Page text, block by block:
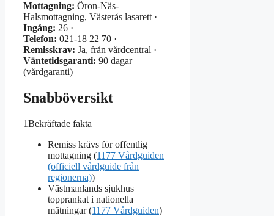
Mottagning: Öron-Näs-
Halsmottagning, Västerås lasarett ·
Ingång: 26 ·
Telefon: 021-18 22 70 ·
Remisskrav: Ja, från vårdcentral ·
Väntetidsgaranti: 90 dagar
(vårdgaranti)
Snabböversikt
1Bekräftade fakta
Remiss krävs för offentlig
mottagning (1177 Vårdguiden
(officiell vårdguide från
regionerna))
Västmanlands sjukhus
topprankat i nationella
mätningar (1177 Vårdguiden)